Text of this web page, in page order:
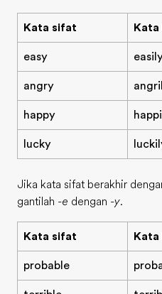
Kata sifat Kata
easy
angry
happy
lucky
Jika kata sifat berakhir
gantilah -e dengan -y.
Kata sifat Kata
probable